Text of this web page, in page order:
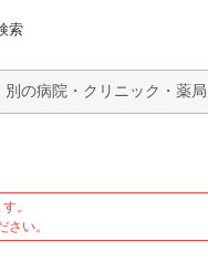
索
。
い。